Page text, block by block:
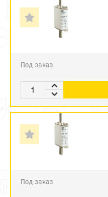
Под заказ
Под заказ